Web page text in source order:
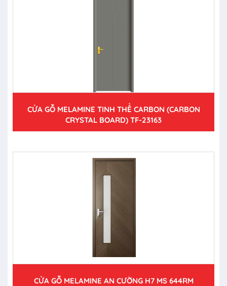
CỬA GỖ MELAMINE TINH THỂ CARBON (CARBON
CRYSTAL BOARD) TF-23163
CỬA GỖ MELAMINE AN CƯỜNG H7 MS 644RM